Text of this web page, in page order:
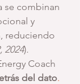
se combinan
y
reduciendo
2024).
Coach
del dato.